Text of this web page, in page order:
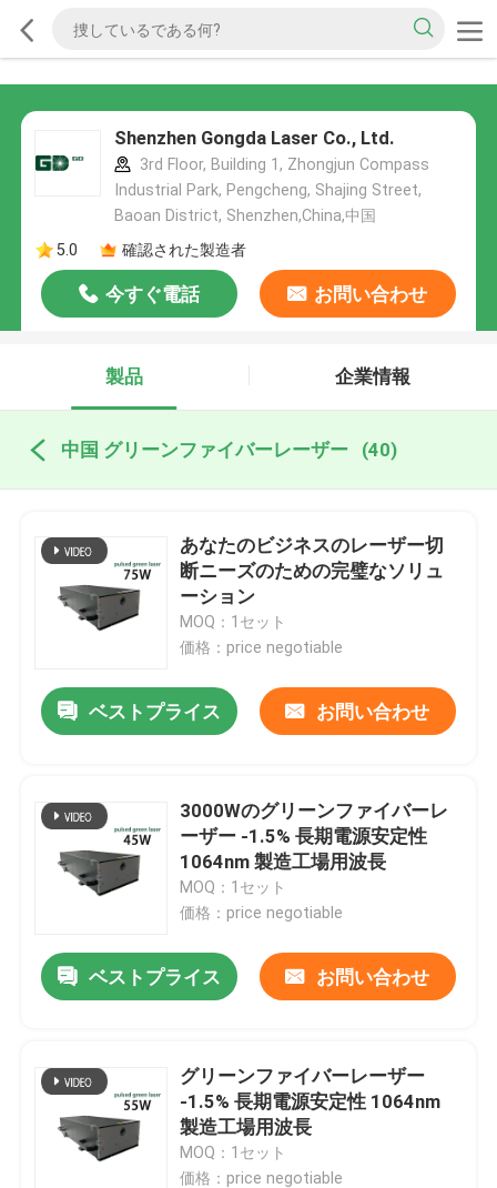
Shenzhen Gongda Laser Co., Ltd.
3rd Floor, Building 1, Zhongjun Compass
Industrial Park, Pengcheng, Shajing Street,
Baoan District, Shenzhen,China,中国
5.0
確認された製造者
今すぐ電話 お問い合わせ
製品 企業情報
中国 グリーンファイバーレーザー (40)
あなたのビジネスのレーザー切
断ニーズのための完璧なソリュ
ーション
MOQ：1セット
価格：price negotiable
ベストプライス お問い合わせ
3000Wのグリーンファイバーレ
ーザー -1.5% 長期電源安定性
1064nm 製造工場用波長
MOQ：1セット
価格：price negotiable
ベストプライス お問い合わせ
グリーンファイバーレーザー
-1.5% 長期電源安定性 1064nm
製造工場用波長
MOQ：1セット
価格：price negotiable